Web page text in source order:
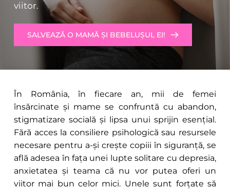
viitor.
SALVEAZĂ O MAMĂ ȘI BEBELUȘUL EI!
În România, în fiecare an, mii de femei
însărcinate și mame se confruntă cu abandon,
stigmatizare socială și lipsa unui sprijin esențial.
Fără acces la consiliere psihologică sau resursele
necesare pentru a-și crește copiii în siguranță, se
află adesea în fața unei lupte solitare cu depresia,
anxietatea și teama că nu vor putea oferi un
viitor mai bun celor mici. Unele sunt forțate să